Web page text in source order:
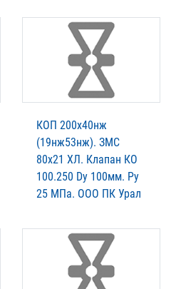
КОП 200х40нж
(19нж53нж). ЗМС
80х21 ХЛ. Клапан КО
100.250 Dy 100мм. Py
25 MПа. ООО ПК Урал